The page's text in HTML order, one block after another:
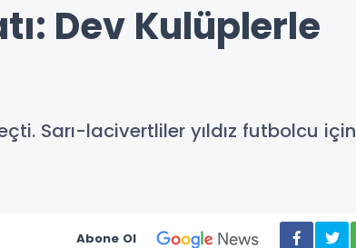
Dev Kulüplerle
Sarı-lacivertliler yıldız futbolcu için
Abone Ol